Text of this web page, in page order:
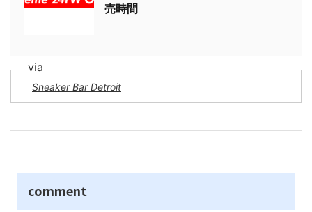
売時間
Sneaker Bar Detroit
comment